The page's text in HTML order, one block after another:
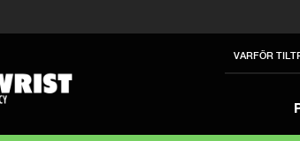
VARFÖR